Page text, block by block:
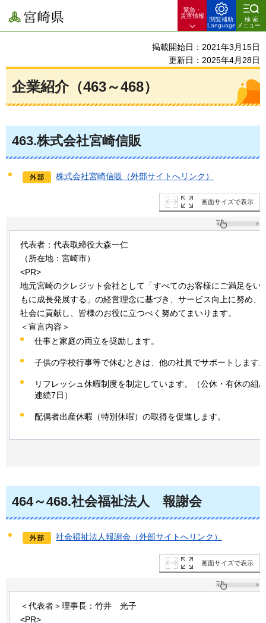
宮崎県
緊急・
災害情報
閲覧補助
Language
検索
メニュー
掲載開始日：2021年3月15日
更新日：2025年4月28日
企業紹介（463～468）
463.株式会社宮崎信販
株式会社宮崎信販（外部サイトへリンク）
画面サイズで表示
代表者：代表取締役大森一仁
（所在地：宮崎市）
<PR>
地元宮崎のクレジット会社として「すべてのお客様にご満足をい
もに成長発展する」の経営理念に基づき、サービス向上に努め、
社会に貢献し、皆様のお役に立つべく努めてまいります。
＜宣言内容＞
仕事と家庭の両立を奨励します。
子供の学校行事等で休むときは、他の社員でサポートします
リフレッシュ休暇制度を制定しています。（公休・有休の組
連続7日）
配偶者出産休暇（特別休暇）の取得を促進します。
464～468.社会福祉法人 報謝会
社会福祉法人報謝会（外部サイトへリンク）
画面サイズで表示
＜代表者＞理事長：竹井 光子
<PR>